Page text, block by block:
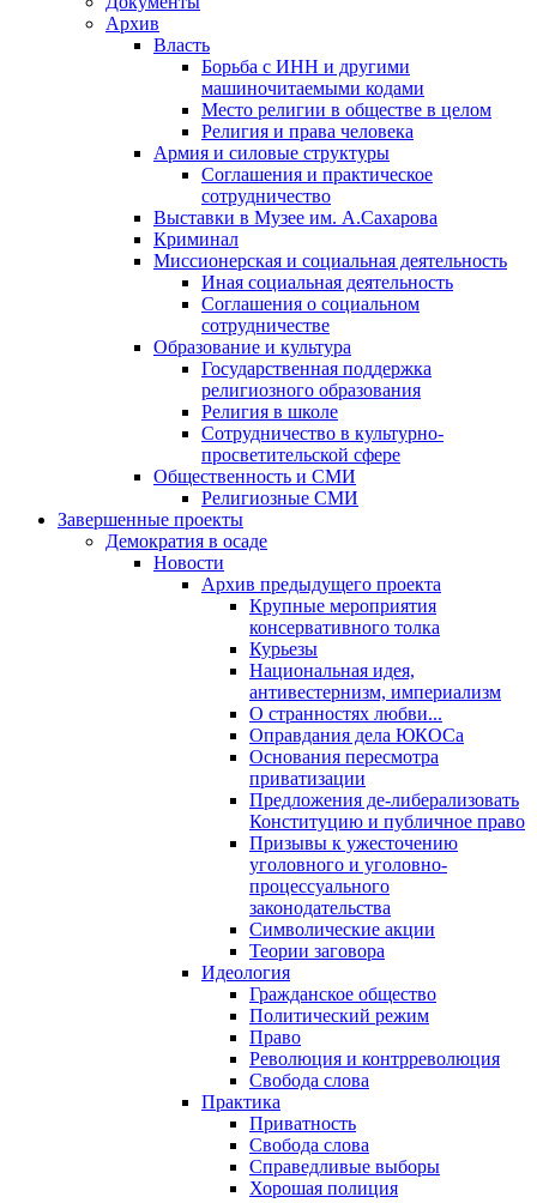
Архив
Власть
Борьба с ИНН и другими
машиночитаемыми кодами
Место религии в обществе в целом
Религия и права человека
Армия и силовые структуры
Соглашения и практическое
сотрудничество
Выставки в Музее им. А.Сахарова
Криминал
Миссионерская и социальная деятельность
Иная социальная деятельность
Соглашения о социальном
сотрудничестве
Образование и культура
Государственная поддержка
религиозного образования
Религия в школе
Сотрудничество в культурно-
просветительской сфере
Общественность и СМИ
Религиозные СМИ
Завершенные проекты
Демократия в осаде
Новости
Архив предыдущего проекта
Крупные мероприятия
консервативного толка
Курьезы
Национальная идея,
антивестернизм, империализм
О странностях любви...
Оправдания дела ЮКОСа
Основания пересмотра
приватизации
Предложения де-либерализовать
Конституцию и публичное право
Призывы к ужесточению
уголовного и уголовно-
процессуального
законодательства
Символические акции
Теории заговора
Идеология
Гражданское общество
Политический режим
Право
Революция и контрреволюция
Свобода слова
Практика
Приватность
Свобода слова
Справедливые выборы
Хорошая полиция